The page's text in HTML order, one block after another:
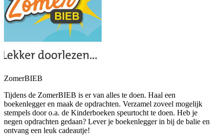
ZomerBIEB
Tijdens de ZomerBIEB is er van alles te doen. Haal een
boekenlegger en maak de opdrachten. Verzamel zoveel mogelijk
stempels door o.a. de Kinderboeken speurtocht te doen. Heb je
negen opdrachten gedaan? Lever je boekenlegger in bij de balie en
ontvang een leuk cadeautje!